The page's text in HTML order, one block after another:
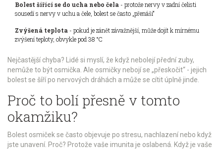
Bolest šířící se do ucha nebo čela - protože nervy v zadní čelisti
sousedí s nervy v uchu a čele, bolest se často „přenáší“
Zvýšená teplota - pokud je zánět závažnější, může dojít k mírnému
zvýšení teploty, obvykle pod 38 °C
Nejčastější chyba? Lidé si myslí, že když nebolejí přední zuby,
nemůže to být osmička. Ale osmičky nebojí se „přeskočit“ - jejich
bolest se šíří po nervových dráhách a může se cítit úplně jinde.
Proč to bolí přesně v tomto
okamžiku?
Bolest osmiček se často objevuje po stresu, nachlazení nebo když
jste unavení. Proč? Protože vaše imunita je oslabená. Když je vaše